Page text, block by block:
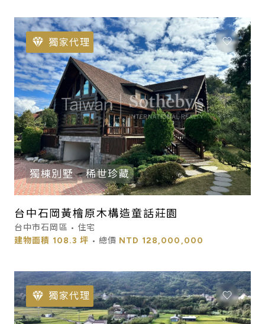
獨家代理
獨棟別墅 稀世珍藏
台中石岡黃檜原木構造童話莊園
台中市石岡區 • 住宅
建物面積 108.3 坪 • 總價 NTD 128,000,000
獨家代理